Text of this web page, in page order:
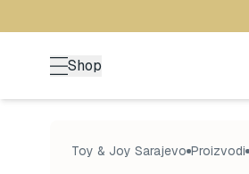
Shop
Toy & Joy Sarajevo Proizvodi